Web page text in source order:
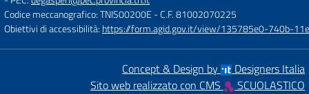
Codice meccanografico: TNIS00200E - C.F. 81002070225
Obiettivi di accessibilità: https://form.agid.gov.it/view/135785e0-740b-
Concept & Design by
Designers Italia
Sito web realizzato con CMS
SCUOLASTICO